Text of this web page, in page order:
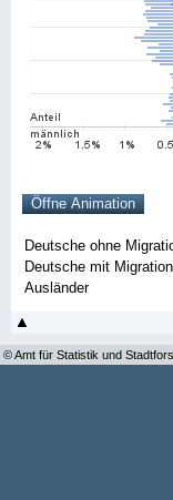
Deutsche ohne
Deutsche mit
Ausländer
© Amt für Statistik und